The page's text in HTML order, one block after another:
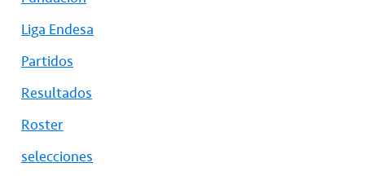
Liga Endesa
Partidos
Resultados
Roster
selecciones